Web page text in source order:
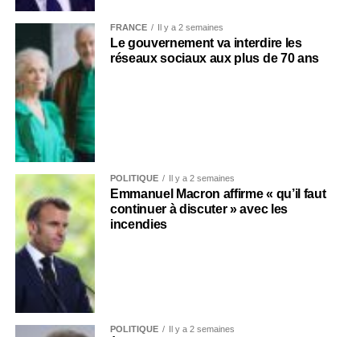
FRANCE Il y a 2 semaines
Le gouvernement va interdire les
réseaux sociaux aux plus de 70 ans
POLITIQUE Il y a 2 semaines
Emmanuel Macron affirme « qu’il faut
continuer à discuter » avec les
incendies
POLITIQUE Il y a 2 semaines